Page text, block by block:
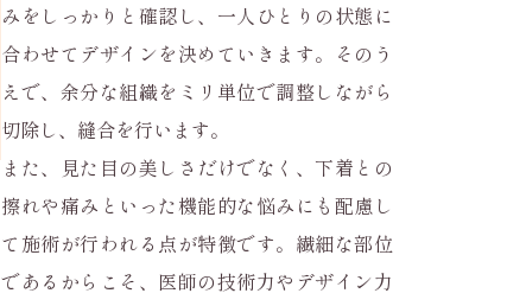
みをしっかりと確認し、一人ひとりの状態に
合わせてデザインを決めていきます。そのう
えで、余分な組織をミリ単位で調整しながら
切除し、縫合を行います。
また、見た目の美しさだけでなく、下着との
擦れや痛みといった機能的な悩みにも配慮し
て施術が行われる点が特徴です。繊細な部位
であるからこそ、医師の技術力やデザイン力